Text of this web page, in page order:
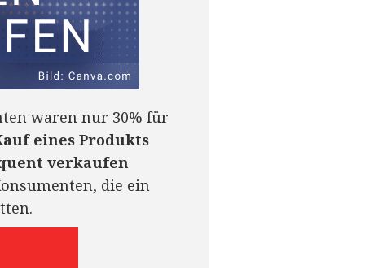
waren nur 30% für
eines Produkts
verkaufen
die ein